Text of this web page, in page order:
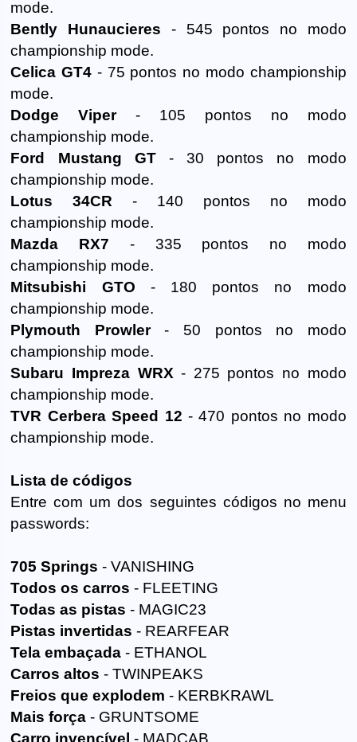
mode.
Bently Hunaucieres - 545 pontos no modo
championship mode.
Celica GT4 - 75 pontos no modo championship
mode.
Dodge Viper- 105 pontos no modo
championship mode.
Ford Mustang GT- 30 pontos no modo
championship mode.
Lotus 34CR - 140 pontos no modo
championship mode.
Mazda RX7 - 335 pontos no modo
championship mode.
Mitsubishi GTO - 180 pontos no modo
championship mode.
Plymouth Prowler- 50 pontos no modo
championship mode.
Subaru Impreza WRX- 275 pontos no modo
championship mode.
TVR Cerbera Speed 12 - 470 pontos no modo
championship mode.
Lista de códigos
Entre com um dos seguintes códigos no menu
passwords:
705 Springs - VANISHING
Todos os carros - FLEETING
Todas as pistas - MAGIC23
Pistas invertidas - REARFEAR
Tela embaçada - ETHANOL
Carros altos - TWINPEAKS
Freios que explodem - KERBKRAWL
Mais força - GRUNTSOME
Carro invencível - MADCAB